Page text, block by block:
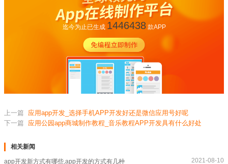
迄今为止已生成 1446438款APP
上一篇
应用app开发_选择手机APP开发好还是微信应用号好呢
下一篇
应用公园app商城制作教程_音乐教程APP开发具有什么好处
相关新闻
app开发新方式有哪些,app开发的方式有几种 2021-08-10